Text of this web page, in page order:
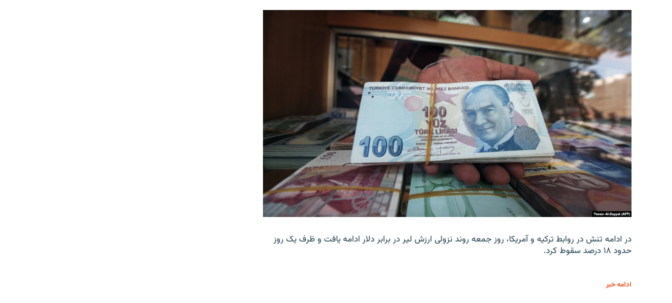
در ادامه تنش در روابط ترکیه و آمریکا، روز جمعه روند نزولی ارزش لیر در برابر دلار ادامه یافت و ظرف یک روز
حدود ۱۸ درصد سقوط کرد.
ادامه خبر